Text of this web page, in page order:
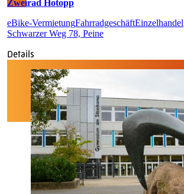
Zweirad Hotopp
eBike-VermietungFahrradgeschäftEinzelhandel
Schwarzer Weg 78, Peine
Details